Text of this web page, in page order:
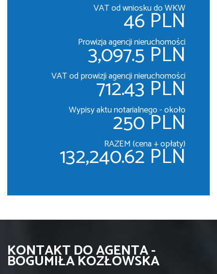
VAT od wniosku do WKW
46 PLN
Prowizja agencji nieruchomości
3,097.5 PLN
VAT od prowizji agencji nieruchomości
712.43 PLN
Wypisy aktu notarialnego - około
250 PLN
RAZEM (cena + opłaty)
132,240.62 PLN
KONTAKT DO AGENTA -
BOGUMIŁA KOZŁOWSKA